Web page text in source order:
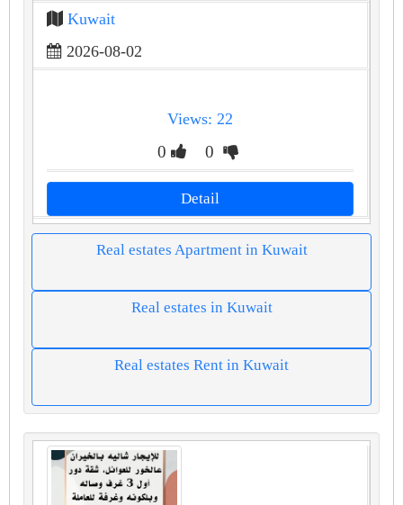
Kuwait
2026-08-02
Views: 22
0 0
Detail
Real estates Apartment in Kuwait
Real estates in Kuwait
Real estates Rent in Kuwait